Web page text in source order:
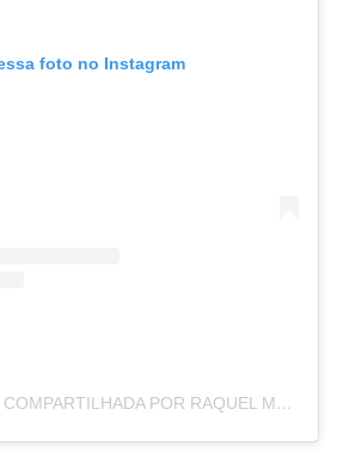
foto no Instagram
UMA PUBLICAÇÃO COMPARTILHADA POR RAQUEL MOREIRA (@BYRAQUELMOREIRA)